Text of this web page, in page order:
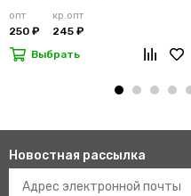
неопрен цвет желтый
голубой
опт
250 ₽
кр.опт
245 ₽
Выбрать
Новостная рассылка